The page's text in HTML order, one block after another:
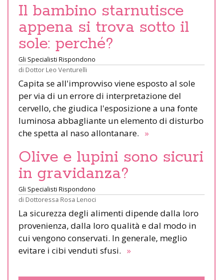
Il bambino starnutisce
appena si trova sotto il
sole: perché?
Gli Specialisti Rispondono
di Dottor Leo Venturelli
Capita se all'improvviso viene esposto al sole
per via di un errore di interpretazione del
cervello, che giudica l'esposizione a una fonte
luminosa abbagliante un elemento di disturbo
che spetta al naso allontanare. »
Olive e lupini sono sicuri
in gravidanza?
Gli Specialisti Rispondono
di Dottoressa Rosa Lenoci
La sicurezza degli alimenti dipende dalla loro
provenienza, dalla loro qualità e dal modo in
cui vengono conservati. In generale, meglio
evitare i cibi venduti sfusi. »